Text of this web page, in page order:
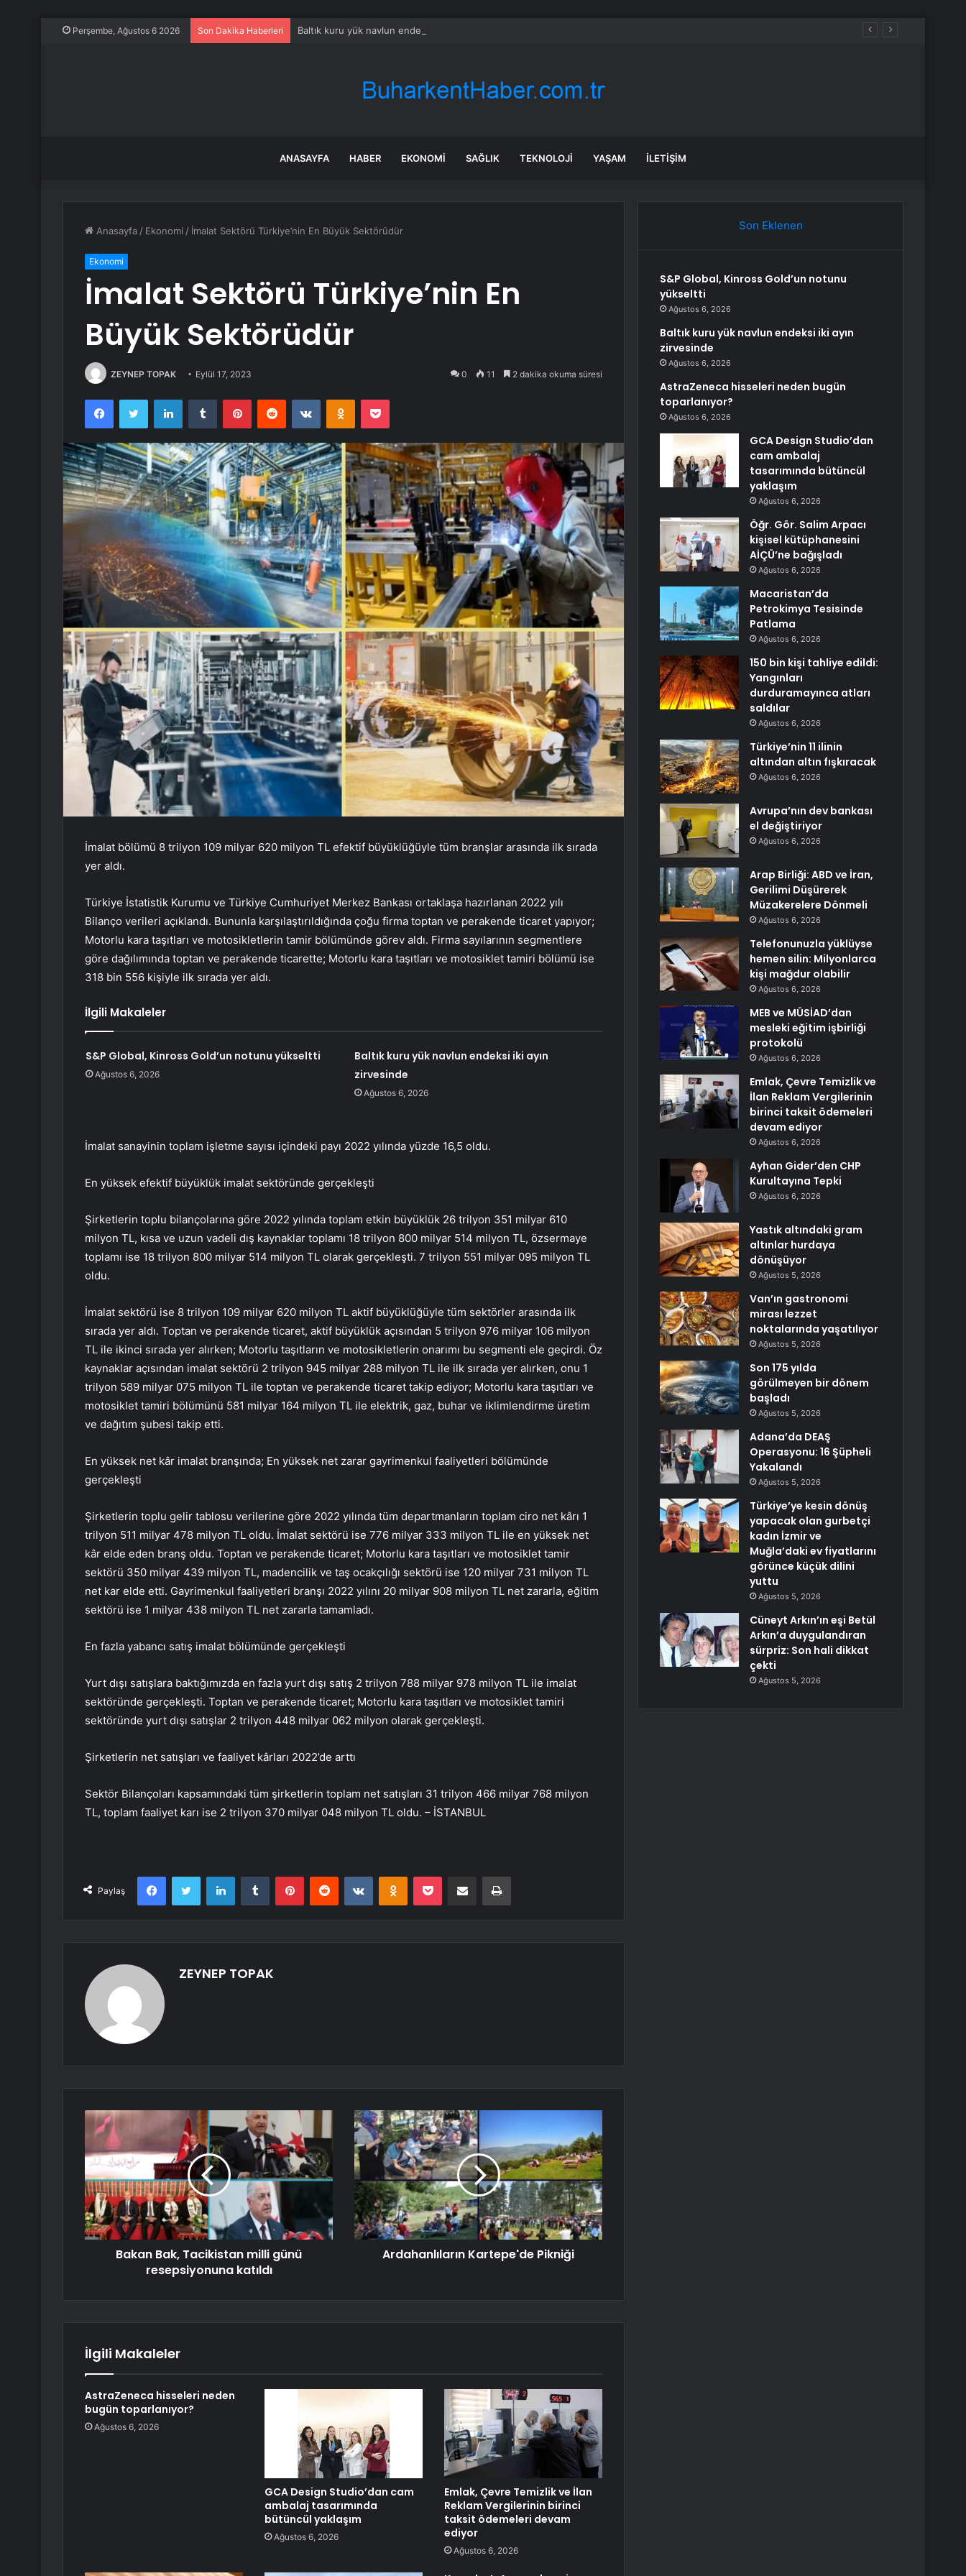
Perşembe, Ağustos 6 2026 Son Dakika Haberleri Baltık kuru yük navlun endeksi iki ayın zirvesinde
ANASAYFA HABER EKONOMI SAĞLIK TEKNOLOJI YAŞAM İLETIŞIM
Anasayfa / Ekonomi / İmalat Sektörü Türkiye’nin En Büyük Sektörüdür
Ekonomi
İmalat Sektörü Türkiye’nin En
Büyük Sektörüdür
ZEYNEP TOPAK Eylül 17, 2023 0 11 2 dakika okuma süresi
FacebookTwitter LinkedInTumblr PinterestReddit VKontakteOdnoklassniki
Pocket
İmalat bölümü 8 trilyon 109 milyar 620 milyon TL efektif büyüklüğüyle tüm branşlar arasında ilk sırada
yer aldı.
Türkiye İstatistik Kurumu ve Türkiye Cumhuriyet Merkez Bankası ortaklaşa hazırlanan 2022 yılı
Bilanço verileri açıklandı. Bununla karşılaştırıldığında çoğu firma toptan ve perakende ticaret yapıyor;
Motorlu kara taşıtları ve motosikletlerin tamir bölümünde görev aldı. Firma sayılarının segmentlere
göre dağılımında toptan ve perakende ticarette; Motorlu kara taşıtları ve motosiklet tamiri bölümü ise
318 bin 556 kişiyle ilk sırada yer aldı.
İlgili Makaleler
S&P Global, Kinross Gold’un notunu yükseltti
Ağustos 6, 2026
Baltık kuru yük navlun endeksi iki ayın
zirvesinde
Ağustos 6, 2026
İmalat sanayinin toplam işletme sayısı içindeki payı 2022 yılında yüzde 16,5 oldu.
En yüksek efektif büyüklük imalat sektöründe gerçekleşti
Şirketlerin toplu bilançolarına göre 2022 yılında toplam etkin büyüklük 26 trilyon 351 milyar 610
milyon TL, kısa ve uzun vadeli dış kaynaklar toplamı 18 trilyon 800 milyar 514 milyon TL, özsermaye
toplamı ise 18 trilyon 800 milyar 514 milyon TL olarak gerçekleşti. 7 trilyon 551 milyar 095 milyon TL
oldu.
İmalat sektörü ise 8 trilyon 109 milyar 620 milyon TL aktif büyüklüğüyle tüm sektörler arasında ilk
sırada yer aldı. Toptan ve perakende ticaret, aktif büyüklük açısından 5 trilyon 976 milyar 106 milyon
TL ile ikinci sırada yer alırken; Motorlu taşıtların ve motosikletlerin onarımı bu segmenti ele geçirdi. Öz
kaynaklar açısından imalat sektörü 2 trilyon 945 milyar 288 milyon TL ile ilk sırada yer alırken, onu 1
trilyon 589 milyar 075 milyon TL ile toptan ve perakende ticaret takip ediyor; Motorlu kara taşıtları ve
motosiklet tamiri bölümünü 581 milyar 164 milyon TL ile elektrik, gaz, buhar ve iklimlendirme üretim
ve dağıtım şubesi takip etti.
En yüksek net kâr imalat branşında; En yüksek net zarar gayrimenkul faaliyetleri bölümünde
gerçekleşti
Şirketlerin toplu gelir tablosu verilerine göre 2022 yılında tüm departmanların toplam ciro net kârı 1
trilyon 511 milyar 478 milyon TL oldu. İmalat sektörü ise 776 milyar 333 milyon TL ile en yüksek net
kâr elde eden branş oldu. Toptan ve perakende ticaret; Motorlu kara taşıtları ve motosiklet tamir
sektörü 350 milyar 439 milyon TL, madencilik ve taş ocakçılığı sektörü ise 120 milyar 731 milyon TL
net kar elde etti. Gayrimenkul faaliyetleri branşı 2022 yılını 20 milyar 908 milyon TL net zararla, eğitim
sektörü ise 1 milyar 438 milyon TL net zararla tamamladı.
En fazla yabancı satış imalat bölümünde gerçekleşti
Yurt dışı satışlara baktığımızda en fazla yurt dışı satış 2 trilyon 788 milyar 978 milyon TL ile imalat
sektöründe gerçekleşti. Toptan ve perakende ticaret; Motorlu kara taşıtları ve motosiklet tamiri
sektöründe yurt dışı satışlar 2 trilyon 448 milyar 062 milyon olarak gerçekleşti.
Şirketlerin net satışları ve faaliyet kârları 2022’de arttı
Sektör Bilançoları kapsamındaki tüm şirketlerin toplam net satışları 31 trilyon 466 milyar 768 milyon
TL, toplam faaliyet karı ise 2 trilyon 370 milyar 048 milyon TL oldu. – İSTANBUL
Paylaş
FacebookTwitter LinkedInTumblr PinterestReddit VKontakteOdnoklassniki
Pocket E-Posta ile paylaş Yazdır
ZEYNEP TOPAK
Bakan Bak, Tacikistan milli günü
resepsiyonuna katıldı
Ardahanlıların Kartepe'de Pikniği
İlgili Makaleler
AstraZeneca hisseleri neden
bugün toparlanıyor?
Ağustos 6, 2026
GCA Design Studio’dan cam
ambalaj tasarımında
bütüncül yaklaşım
Ağustos 6, 2026
Emlak, Çevre Temizlik ve İlan
Reklam Vergilerinin birinci
taksit ödemeleri devam
ediyor
Ağustos 6, 2026
Son Eklenen
S&P Global, Kinross Gold’un notunu
yükseltti
Ağustos 6, 2026
Baltık kuru yük navlun endeksi iki ayın
zirvesinde
Ağustos 6, 2026
AstraZeneca hisseleri neden bugün
toparlanıyor?
Ağustos 6, 2026
GCA Design Studio’dan
cam ambalaj
tasarımında bütüncül
yaklaşım
Ağustos 6, 2026
Öğr. Gör. Salim Arpacı
kişisel kütüphanesini
AİÇÜ’ne bağışladı
Ağustos 6, 2026
Macaristan’da
Petrokimya Tesisinde
Patlama
Ağustos 6, 2026
150 bin kişi tahliye edildi:
Yangınları
durduramayınca atları
saldılar
Ağustos 6, 2026
Türkiye’nin 11 ilinin
altından altın fışkıracak
Ağustos 6, 2026
Avrupa’nın dev bankası
el değiştiriyor
Ağustos 6, 2026
Arap Birliği: ABD ve İran,
Gerilimi Düşürerek
Müzakerelere Dönmeli
Ağustos 6, 2026
Telefonunuzla yüklüyse
hemen silin: Milyonlarca
kişi mağdur olabilir
Ağustos 6, 2026
MEB ve MÜSİAD’dan
mesleki eğitim işbirliği
protokolü
Ağustos 6, 2026
Emlak, Çevre Temizlik ve
İlan Reklam Vergilerinin
birinci taksit ödemeleri
devam ediyor
Ağustos 6, 2026
Ayhan Gider’den CHP
Kurultayına Tepki
Ağustos 6, 2026
Yastık altındaki gram
altınlar hurdaya
dönüşüyor
Ağustos 5, 2026
Van’ın gastronomi
mirası lezzet
noktalarında yaşatılıyor
Ağustos 5, 2026
Son 175 yılda
görülmeyen bir dönem
başladı
Ağustos 5, 2026
Adana’da DEAŞ
Operasyonu: 16 Şüpheli
Yakalandı
Ağustos 5, 2026
Türkiye’ye kesin dönüş
yapacak olan gurbetçi
kadın İzmir ve
Muğla’daki ev fiyatlarını
görünce küçük dilini
yuttu
Ağustos 5, 2026
Cüneyt Arkın’ın eşi Betül
Arkın’a duygulandıran
sürpriz: Son hali dikkat
çekti
Ağustos 5, 2026